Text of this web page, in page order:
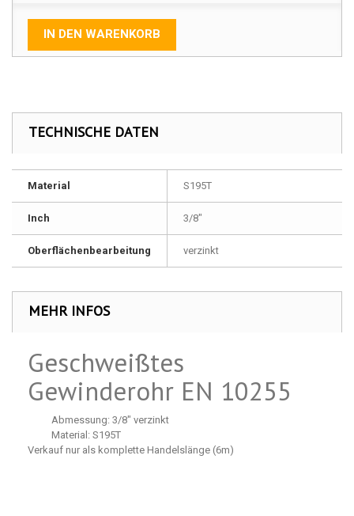
IN DEN WARENKORB
TECHNISCHE DATEN
Material S195T
Inch 3/8"
Oberflächenbearbeitung verzinkt
MEHR INFOS
Geschweißtes
Gewinderohr EN 10255
Abmessung: 3/8" verzinkt
Material: S195T
Verkauf nur als komplette Handelslänge (6m)